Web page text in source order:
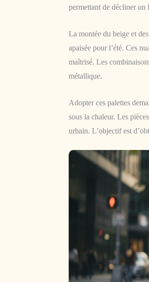
permettant de décliner un
La montée du beige et
apaisée pour l’été. Ces
maîtrisé. Les
métallique.
Adopter ces palettes
sous la chaleur. Les
urbain. L’objectif est